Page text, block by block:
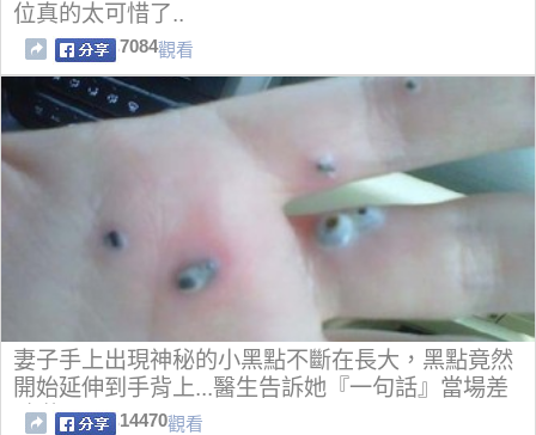
位真的太可惜了..
7084觀看
妻子手上出現神秘的小黑點不斷在長大，黑點竟然
開始延伸到手背上...醫生告訴她『一句話』當場差
點嚇暈!
14470觀看